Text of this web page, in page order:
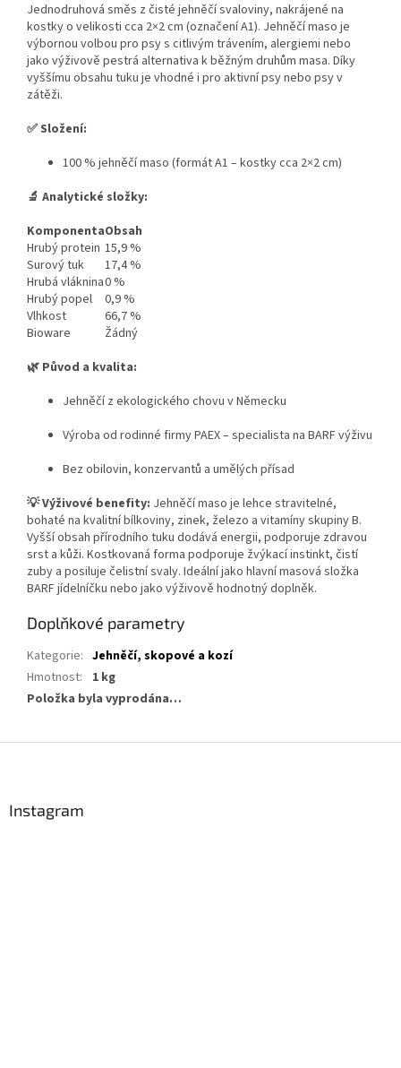
Jednodruhová směs z čisté jehněčí svaloviny, nakrájené na
kostky o velikosti cca 2×2 cm (označení A1). Jehněčí maso je
výbornou volbou pro psy s citlivým trávením, alergiemi nebo
jako výživově pestrá alternativa k běžným druhům masa. Díky
vyššímu obsahu tuku je vhodné i pro aktivní psy nebo psy v
zátěži.
✅ Složení:
100 % jehněčí maso (formát A1 – kostky cca 2×2 cm)
🔬 Analytické složky:
KomponentaObsah
Hrubýprotein 15,9%
Surovýtuk 17,4%
Hrubá vláknina0%
Hrubýpopel 0,9%
Vlhkost
66,7%
Bioware
Žádný
🌿 Původ a kvalita:
Jehněčí z ekologického chovu v Německu
Výroba od rodinné firmy PAEX – specialista na BARF výživu
Bez obilovin, konzervantů a umělých přísad
💡 Výživové benefity: Jehněčí maso je lehce stravitelné,
bohaté na kvalitní bílkoviny, zinek, železo a vitamíny skupiny B.
Vyšší obsah přírodního tuku dodává energii, podporuje zdravou
srst a kůži. Kostkovaná forma podporuje žvýkací instinkt, čistí
zuby a posiluje čelistní svaly. Ideální jako hlavní masová složka
BARF jídelníčku nebo jako výživově hodnotný doplněk.
Doplňkové parametry
Kategorie: Jehněčí, skopové a kozí
Hmotnost:
1 kg
Položka byla vyprodána…
Instagram